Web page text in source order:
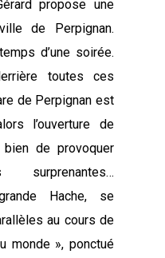
propose une
de Perpignan.
d’une soirée.
toutes ces
de Perpignan est
l’ouverture de
de provoquer
surprenantes…
Hache, se
au cours de
monde », ponctué